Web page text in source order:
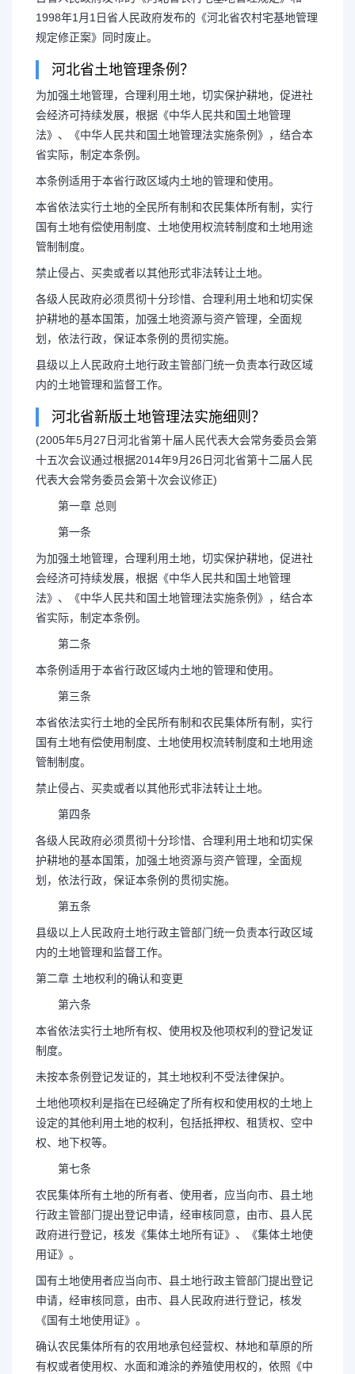
1998年1月1日省人民政府发布的《河北省农村宅基地管理
规定修正案》同时废止。
河北省土地管理条例？
为加强土地管理，合理利用土地，切实保护耕地，促进社
会经济可持续发展，根据《中华人民共和国土地管理
法》、《中华人民共和国土地管理法实施条例》，结合本
省实际，制定本条例。
本条例适用于本省行政区域内土地的管理和使用。
本省依法实行土地的全民所有制和农民集体所有制，实行
国有土地有偿使用制度、土地使用权流转制度和土地用途
管制制度。
禁止侵占、买卖或者以其他形式非法转让土地。
各级人民政府必须贯彻十分珍惜、合理利用土地和切实保
护耕地的基本国策，加强土地资源与资产管理，全面规
划，依法行政，保证本条例的贯彻实施。
县级以上人民政府土地行政主管部门统一负责本行政区域
内的土地管理和监督工作。
河北省新版土地管理法实施细则？
(2005年5月27日河北省第十届人民代表大会常务委员会第
十五次会议通过根据2014年9月26日河北省第十二届人民
代表大会常务委员会第十次会议修正)
第一章 总则
第一条
为加强土地管理，合理利用土地，切实保护耕地，促进社
会经济可持续发展，根据《中华人民共和国土地管理
法》、《中华人民共和国土地管理法实施条例》，结合本
省实际，制定本条例。
第二条
本条例适用于本省行政区域内土地的管理和使用。
第三条
本省依法实行土地的全民所有制和农民集体所有制，实行
国有土地有偿使用制度、土地使用权流转制度和土地用途
管制制度。
禁止侵占、买卖或者以其他形式非法转让土地。
第四条
各级人民政府必须贯彻十分珍惜、合理利用土地和切实保
护耕地的基本国策，加强土地资源与资产管理，全面规
划，依法行政，保证本条例的贯彻实施。
第五条
县级以上人民政府土地行政主管部门统一负责本行政区域
内的土地管理和监督工作。
第二章 土地权利的确认和变更
第六条
本省依法实行土地所有权、使用权及他项权利的登记发证
制度。
未按本条例登记发证的，其土地权利不受法律保护。
土地他项权利是指在已经确定了所有权和使用权的土地上
设定的其他利用土地的权利，包括抵押权、租赁权、空中
权、地下权等。
第七条
农民集体所有土地的所有者、使用者，应当向市、县土地
行政主管部门提出登记申请，经审核同意，由市、县人民
政府进行登记，核发《集体土地所有证》、《集体土地使
用证》。
国有土地使用者应当向市、县土地行政主管部门提出登记
申请，经审核同意，由市、县人民政府进行登记，核发
《国有土地使用证》。
确认农民集体所有的农用地承包经营权、林地和草原的所
有权或者使用权、水面和滩涂的养殖使用权的，依照《中